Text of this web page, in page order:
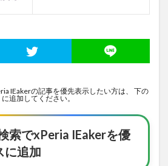
IEakerの記事を優先表示したい方は、 下の
追加してください。
索でxPeria IEakerを優
に追加